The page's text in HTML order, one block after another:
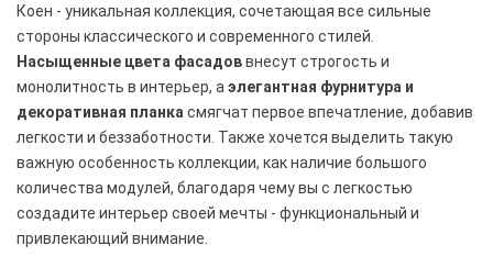
Коен - уникальная коллекция, сочетающая все сильные
стороны классического и современного стилей.
Насыщенные цвета фасадоввнесут строгость и
монолитность в интерьер, аэлегантная фурнитура и
декоративная планкасмягчат первое впечатление, добавив
легкости и беззаботности. Также хочется выделить такую
важную особенность коллекции, как наличие большого
количества модулей, благодаря чему вы с легкостью
создадите интерьер своей мечты - функциональный и
привлекающий внимание.